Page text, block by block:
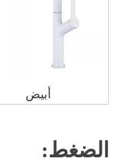
أبيض
الضغط: